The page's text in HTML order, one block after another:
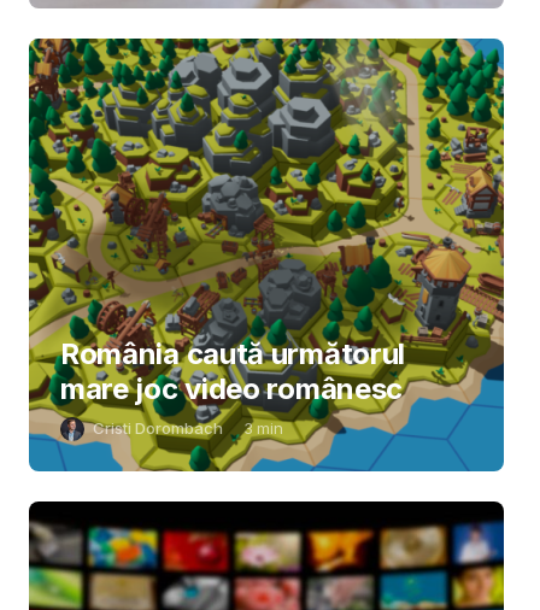
România caută următorul
mare joc video românesc
Cristi Dorombach 3min